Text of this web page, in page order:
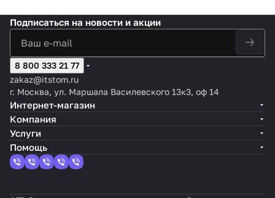
Подписаться на новости и акции
8 800 333 21 77
zakaz@itstom.ru
г. Москва, ул. Маршала Василевского 13к3, оф 14
Интернет-магазин
Компания
Услуги
Помощь